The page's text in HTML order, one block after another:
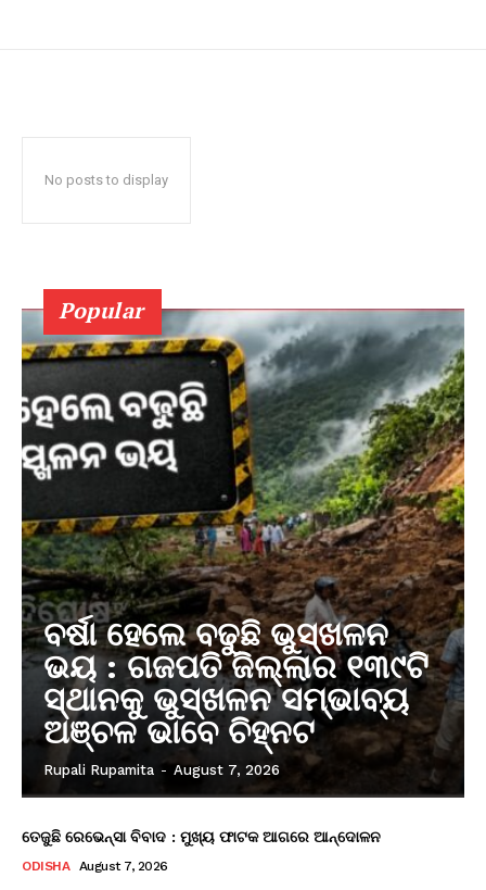
No posts to display
Popular
ବର୍ଷା ହେଲେ ବଢୁଛି ଭୁସ୍ଖଳନ
ଭୟ : ଗଜପତି ଜିଲ୍ଲାର ୧୩୯ଟି
ସ୍ଥାନକୁ ଭୁସ୍ଖଳନ ସମ୍ଭାବ୍ୟ
ଅଞ୍ଚଳ ଭାବେ ଚିହ୍ନଟ
Rupali Rupamita - August 7, 2026
ତେଜୁଛି ରେଭେନ୍ସା ବିବାଦ : ମୁଖ୍ୟ ଫାଟକ ଆଗରେ ଆନ୍ଦୋଳନ
ODISHA August 7, 2026